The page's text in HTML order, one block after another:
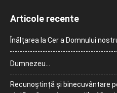
Articole recente
Înălțarea la Cer a Domnului
Dumnezeu…
Recunoștință și binecuvântare